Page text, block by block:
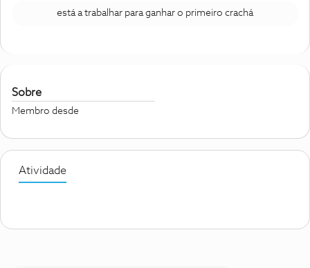
está a trabalhar para ganhar o primeiro crachá
Sobre
Membro desde
Atividade